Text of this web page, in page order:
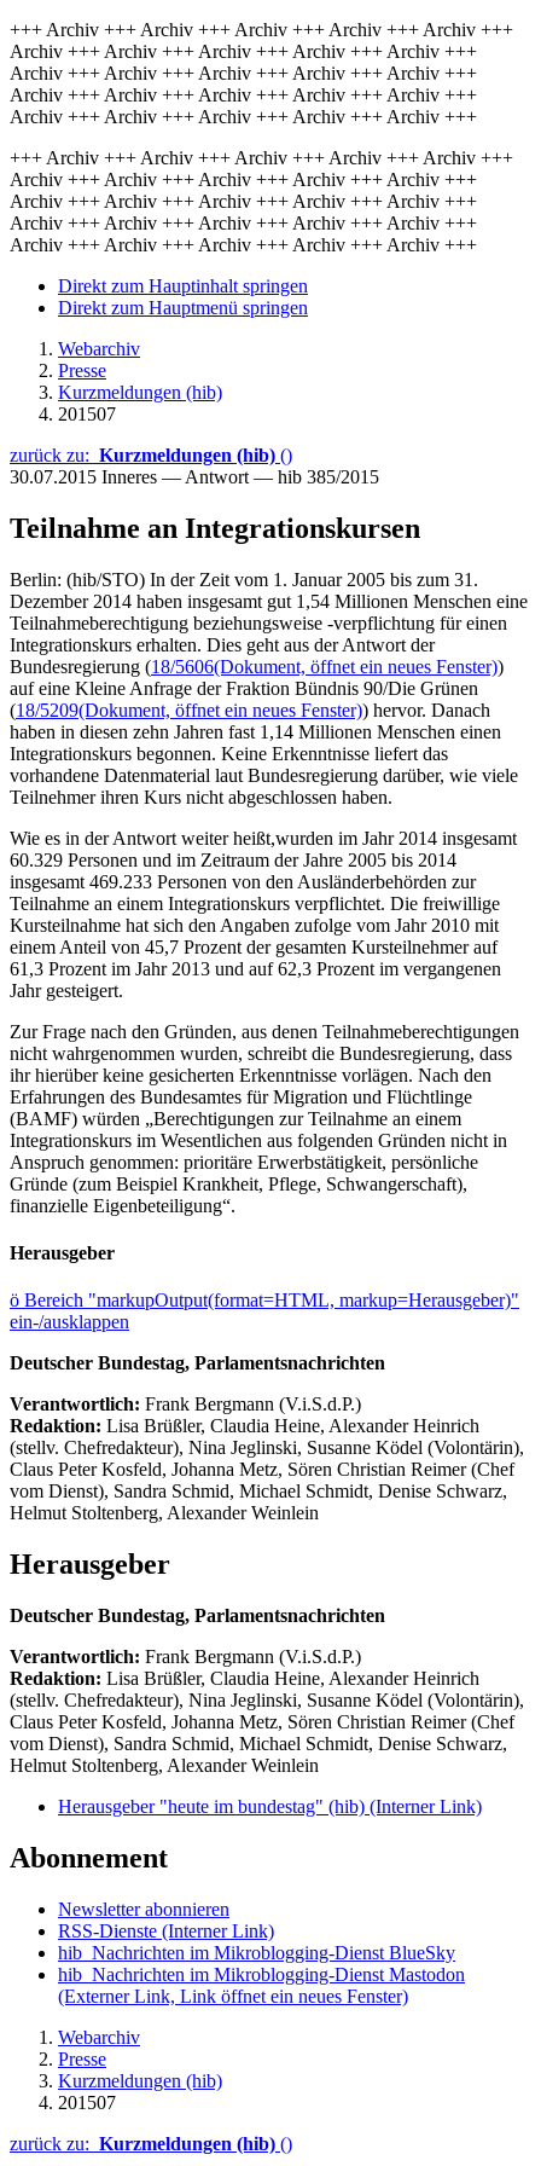
+++ Archiv +++ Archiv +++ Archiv +++ Archiv +++ Archiv +++
Archiv +++ Archiv +++ Archiv +++ Archiv +++ Archiv +++
Archiv +++ Archiv +++ Archiv +++ Archiv +++ Archiv +++
Archiv +++ Archiv +++ Archiv +++ Archiv +++ Archiv +++
Archiv +++ Archiv +++ Archiv +++ Archiv +++ Archiv +++
+++ Archiv +++ Archiv +++ Archiv +++ Archiv +++ Archiv +++
Archiv +++ Archiv +++ Archiv +++ Archiv +++ Archiv +++
Archiv +++ Archiv +++ Archiv +++ Archiv +++ Archiv +++
Archiv +++ Archiv +++ Archiv +++ Archiv +++ Archiv +++
Archiv +++ Archiv +++ Archiv +++ Archiv +++ Archiv +++
Direkt zum Hauptinhalt springen
Direkt zum Hauptmenü springen
Webarchiv
Presse
Kurzmeldungen (hib)
201507
zurück zu: Kurzmeldungen (hib) ()
30.07.2015 Inneres — Antwort — hib 385/2015
Teilnahme an Integrationskursen
Berlin: (hib/STO) In der Zeit vom 1. Januar 2005 bis zum 31.
Dezember 2014 haben insgesamt gut 1,54 Millionen Menschen eine
Teilnahmeberechtigung beziehungsweise -verpflichtung für einen
Integrationskurs erhalten. Dies geht aus der Antwort der
Bundesregierung (18/5606(Dokument, öffnet ein neues Fenster))
auf eine Kleine Anfrage der Fraktion Bündnis 90/Die Grünen
(18/5209(Dokument, öffnet ein neues Fenster)) hervor. Danach
haben in diesen zehn Jahren fast 1,14 Millionen Menschen einen
Integrationskurs begonnen. Keine Erkenntnisse liefert das
vorhandene Datenmaterial laut Bundesregierung darüber, wie viele
Teilnehmer ihren Kurs nicht abgeschlossen haben.
Wie es in der Antwort weiter heißt,wurden im Jahr 2014 insgesamt
60.329 Personen und im Zeitraum der Jahre 2005 bis 2014
insgesamt 469.233 Personen von den Ausländerbehörden zur
Teilnahme an einem Integrationskurs verpflichtet. Die freiwillige
Kursteilnahme hat sich den Angaben zufolge vom Jahr 2010 mit
einem Anteil von 45,7 Prozent der gesamten Kursteilnehmer auf
61,3 Prozent im Jahr 2013 und auf 62,3 Prozent im vergangenen
Jahr gesteigert.
Zur Frage nach den Gründen, aus denen Teilnahmeberechtigungen
nicht wahrgenommen wurden, schreibt die Bundesregierung, dass
ihr hierüber keine gesicherten Erkenntnisse vorlägen. Nach den
Erfahrungen des Bundesamtes für Migration und Flüchtlinge
(BAMF) würden „Berechtigungen zur Teilnahme an einem
Integrationskurs im Wesentlichen aus folgenden Gründen nicht in
Anspruch genommen: prioritäre Erwerbstätigkeit, persönliche
Gründe (zum Beispiel Krankheit, Pflege, Schwangerschaft),
finanzielle Eigenbeteiligung“.
Herausgeber
ö Bereich "markupOutput(format=HTML, markup=Herausgeber)"
ein-/ausklappen
Deutscher Bundestag, Parlamentsnachrichten
Verantwortlich: Frank Bergmann (V.i.S.d.P.)
Redaktion: Lisa Brüßler, Claudia Heine, Alexander Heinrich
(stellv. Chefredakteur), Nina Jeglinski, Susanne Ködel (Volontärin),
Claus Peter Kosfeld, Johanna Metz, Sören Christian Reimer (Chef
vom Dienst), Sandra Schmid, Michael Schmidt, Denise Schwarz,
Helmut Stoltenberg, Alexander Weinlein
Herausgeber
Deutscher Bundestag, Parlamentsnachrichten
Verantwortlich: Frank Bergmann (V.i.S.d.P.)
Redaktion: Lisa Brüßler, Claudia Heine, Alexander Heinrich
(stellv. Chefredakteur), Nina Jeglinski, Susanne Ködel (Volontärin),
Claus Peter Kosfeld, Johanna Metz, Sören Christian Reimer (Chef
vom Dienst), Sandra Schmid, Michael Schmidt, Denise Schwarz,
Helmut Stoltenberg, Alexander Weinlein
Herausgeber "heute im bundestag" (hib) (Interner Link)
Abonnement
Newsletter abonnieren
RSS-Dienste (Interner Link)
hib_Nachrichten im Mikroblogging-Dienst BlueSky
hib_Nachrichten im Mikroblogging-Dienst Mastodon
(Externer Link, Link öffnet ein neues Fenster)
Webarchiv
Presse
Kurzmeldungen (hib)
201507
zurück zu: Kurzmeldungen (hib) ()